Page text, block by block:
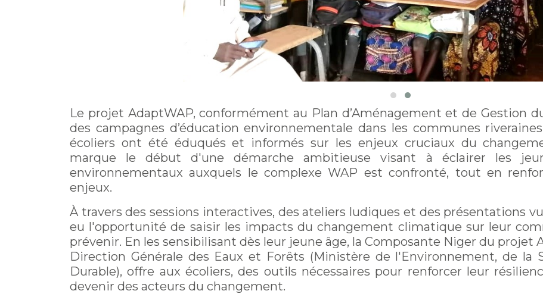
Le projet AdaptWAP, conformément au Plan d’Aménagement et de Gestion
des campagnes d’éducation environnementale dans les communes
écoliers ont été éduqués et informés sur les enjeux cruciaux du
marque le début d'une démarche ambitieuse visant à éclairer les
environnementaux auxquels le complexe WAP est confronté, tout en
enjeux.
À travers des sessions interactives, des ateliers ludiques et des présentations
eu l'opportunité de saisir les impacts du changement climatique sur leur
prévenir. En les sensibilisant dès leur jeune âge, la Composante Niger du projet
Direction Générale des Eaux et Forêts (Ministère de l'Environnement, de la
Durable), offre aux écoliers, des outils nécessaires pour renforcer leur
devenir des acteurs du changement.